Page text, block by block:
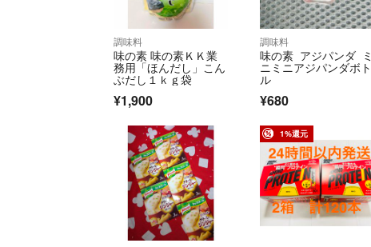
調味料
味の素 味の素ＫＫ業
務用「ほんだし」こん
ぶだし１ｋｇ袋
¥1,900
調味料
味の素 アジパンダ ミ
ニミニアジパンダボト
ル
¥680
1%還元